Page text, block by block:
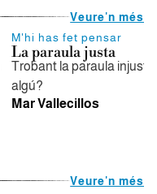
Veure'n més
M'hi has fet pensar
La paraula justa
Trobant la paraula
algú?
Mar Vallecillos
Veure'n més